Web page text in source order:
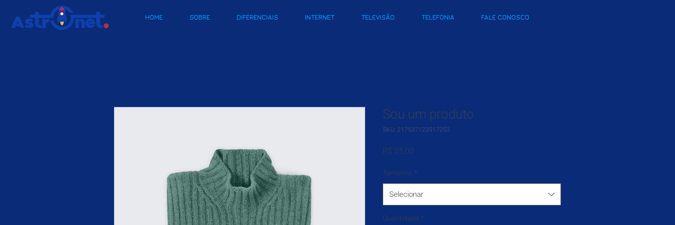
HOME SOBRE DIFERENCIAIS INTERNET TELEVISÃO TELEFONIA FALE CONOSCO
Sou um produto
SKU: 217537123517253
R$ 25,00
Tamanho *
Selecionar
Quantidade *